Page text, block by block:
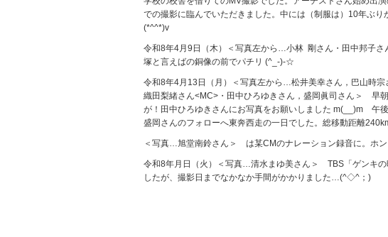
での撮影に臨んでいただきました。中には（制服は）10年ぶ
(*^^*)v
令和8年4月9日（木）＜写真左から…小林 剛さん・田中邦子
塚と言えばの銅像の前でパチリ (^_-)-☆
令和8年4月13日（月）＜写真左から…松井美幸さん，巴山時宗
織田梨緒さん<MC>・田中ひろゆきさん，盛岡眞司さん＞ 早
が！田中ひろゆきさんにお写真をお願いしました m(__)m 午
盛岡さんのフォローへ東奔西走の一日でした。総移動距離
＜写真…旭堂南鈴さん＞ は某CMのナレーション録音に。ホ
令和8年月日（火）＜写真…清水まゆ美さん＞ TBS「ゲンキの
したが、撮影日までなかなか手間がかかりました…(^◇^；)